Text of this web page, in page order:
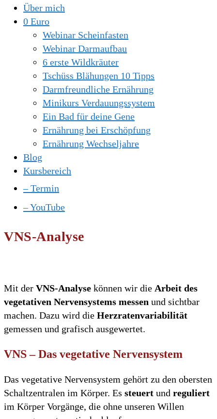
Über mich
0 Euro
Webinar Scheinfasten
Webinar Darmaufbau
6 erste Wildkräuter
Tschüss Blähungen 10 Tipps
Darmfreundliche Ernährung
Minikurs Verdauungssystem
Ein Bad für deine Gene
Ernährung bei Erschöpfung
Ernährung Wechseljahre
Blog
Kursbereich
– Termin
– YouTube
VNS-Analyse
Mit der VNS-Analyse können wir die Arbeit des
vegetativen Nervensystems messen und sichtbar
machen. Dazu wird die Herzratenvariabilität
gemessen und grafisch ausgewertet.
VNS – Das vegetative Nervensystem
Das vegetative Nervensystem gehört zu den obersten
Schaltzentralen im Körper. Es steuert und reguliert
im Körper Vorgänge, die ohne unseren Willen